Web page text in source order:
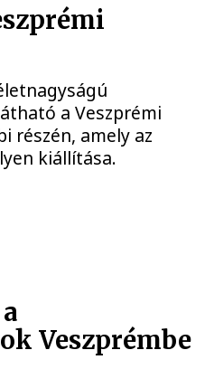
a Veszprémi
részén, amely az
kiállítása.
Veszprémbe